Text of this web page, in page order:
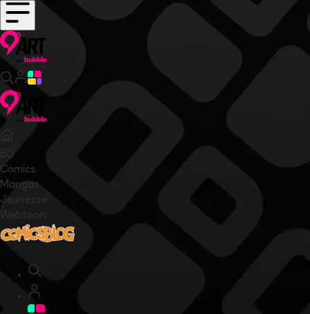
BD
Comics
Mangas
Jeunesse
Webtoon